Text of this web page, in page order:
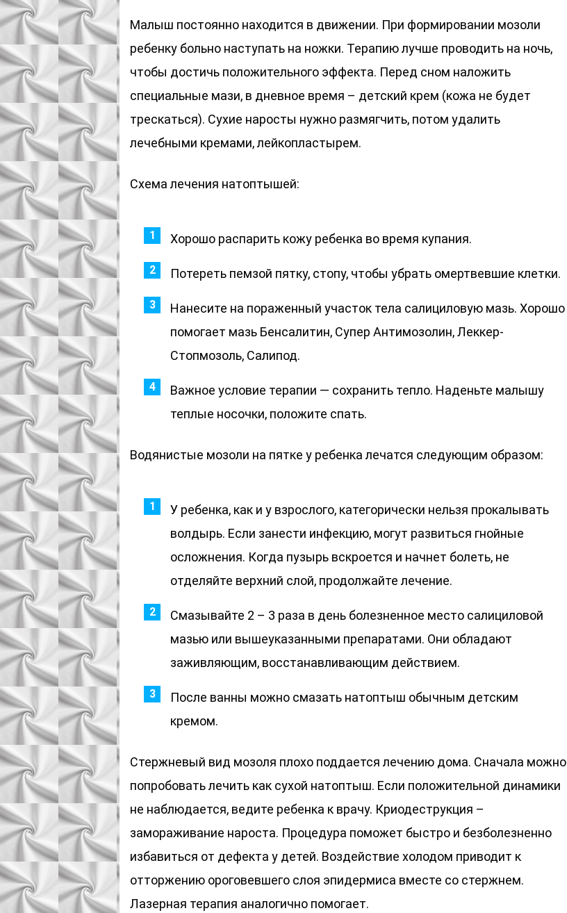
Малыш постоянно находится в движении. При формировании мозоли
ребенку больно наступать на ножки. Терапию лучше проводить на ночь,
чтобы достичь положительного эффекта. Перед сном наложить
специальные мази, в дневное время – детский крем (кожа не будет
трескаться). Сухие наросты нужно размягчить, потом удалить
лечебными кремами, лейкопластырем.
Схема лечения натоптышей:
Хорошо распарить кожу ребенка во время купания.
Потереть пемзой пятку, стопу, чтобы убрать омертвевшие клетки.
Нанесите на пораженный участок тела салициловую мазь. Хорошо
помогает мазь Бенсалитин, Супер Антимозолин, Леккер-
Стопмозоль, Салипод.
Важное условие терапии — сохранить тепло. Наденьте малышу
теплые носочки, положите спать.
Водянистые мозоли на пятке у ребенка лечатся следующим образом:
У ребенка, как и у взрослого, категорически нельзя прокалывать
волдырь. Если занести инфекцию, могут развиться гнойные
осложнения. Когда пузырь вскроется и начнет болеть, не
отделяйте верхний слой, продолжайте лечение.
Смазывайте 2 – 3 раза в день болезненное место салициловой
мазью или вышеуказанными препаратами. Они обладают
заживляющим, восстанавливающим действием.
После ванны можно смазать натоптыш обычным детским
кремом.
Стержневый вид мозоля плохо поддается лечению дома. Сначала можно
попробовать лечить как сухой натоптыш. Если положительной динамики
не наблюдается, ведите ребенка к врачу. Криодеструкция –
замораживание нароста. Процедура поможет быстро и безболезненно
избавиться от дефекта у детей. Воздействие холодом приводит к
отторжению ороговевшего слоя эпидермиса вместе со стержнем.
Лазерная терапия аналогично помогает.